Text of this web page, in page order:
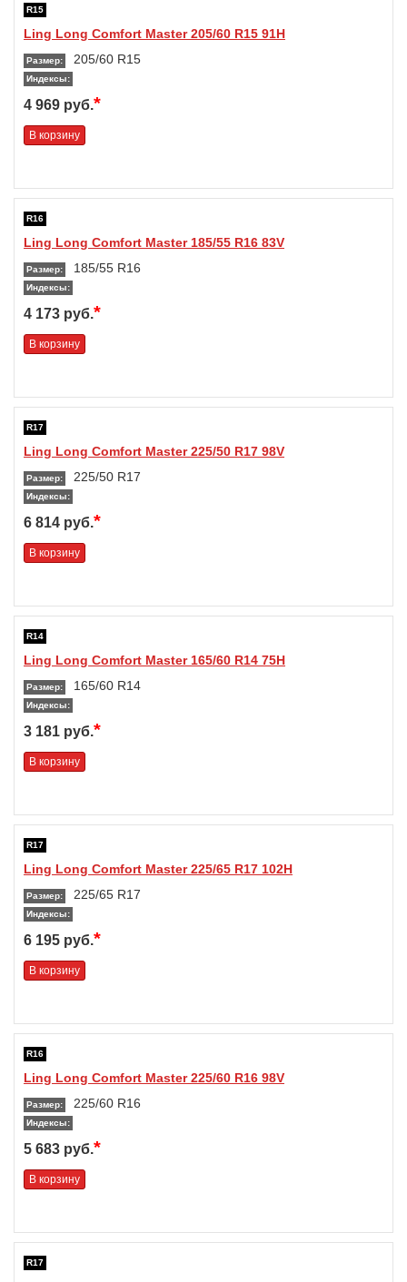
R15
Ling Long Comfort Master 205/60 R15 91H
Размер: 205/60 R15
Индексы:
4 969 руб.*
В корзину
R16
Ling Long Comfort Master 185/55 R16 83V
Размер: 185/55 R16
Индексы:
4 173 руб.*
В корзину
R17
Ling Long Comfort Master 225/50 R17 98V
Размер: 225/50 R17
Индексы:
6 814 руб.*
В корзину
R14
Ling Long Comfort Master 165/60 R14 75H
Размер: 165/60 R14
Индексы:
3 181 руб.*
В корзину
R17
Ling Long Comfort Master 225/65 R17 102H
Размер: 225/65 R17
Индексы:
6 195 руб.*
В корзину
R16
Ling Long Comfort Master 225/60 R16 98V
Размер: 225/60 R16
Индексы:
5 683 руб.*
В корзину
R17